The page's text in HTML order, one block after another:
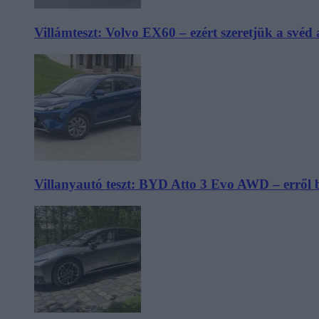
Villámteszt: Volvo EX60 – ezért szeretjük a svéd
Villanyautó teszt: BYD Atto 3 Evo AWD – erről